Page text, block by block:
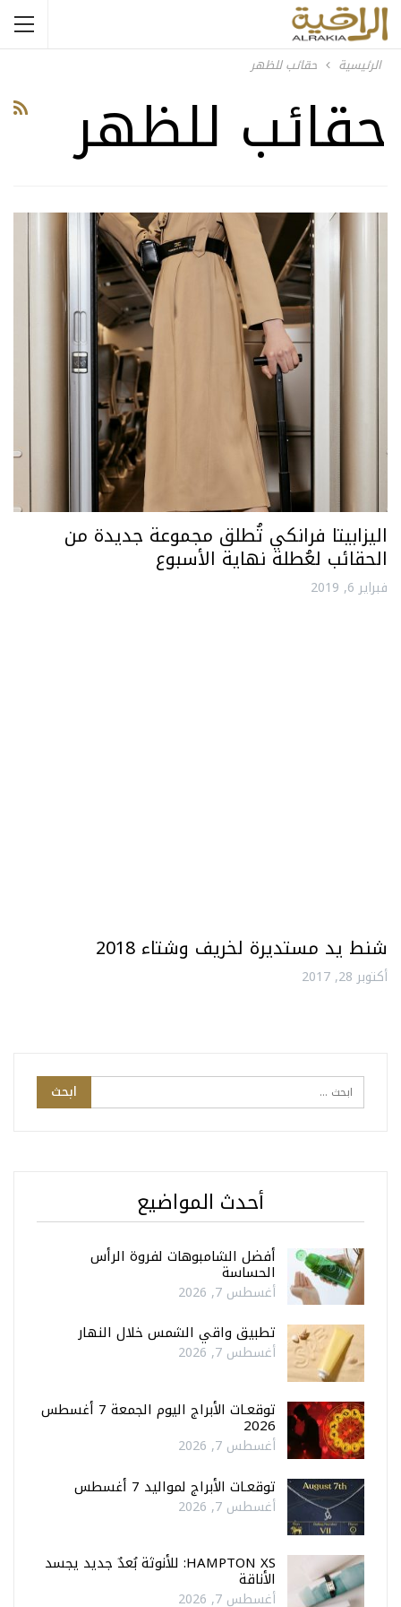
الرئيسية حقائب للظهر
حقائب للظهر
اليزابيتا فرانكي تُطلق مجموعة جديدة من
الحقائب لعُطلة نهاية الأسبوع
فبراير 6, 2019
شنط يد مستديرة لخريف وشتاء 2018
أكتوبر 28, 2017
أحدث المواضيع
أفضل الشامبوهات لفروة الرأس
الحساسة
أغسطس 7, 2026
تطبيق واقي الشمس خلال النهار
أغسطس 7, 2026
توقعـات الأبراج اليوم الجمعة 7 أغسطس
2026
أغسطس 7, 2026
توقعـات الأبراج لمواليد 7 أغسطس
أغسطس 7, 2026
HAMPTON XS: للأنوثة بُعدٌ جديد يجسد
الأناقة
أغسطس 7, 2026